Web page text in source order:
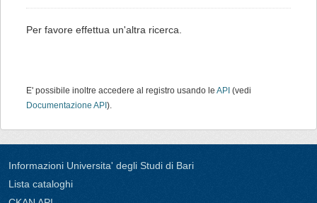
Per favore effettua un'altra ricerca.
E' possibile inoltre accedere al registro usando le API (vedi
Documentazione API ).
Informazioni Universita' degli Studi di Bari
Lista cataloghi